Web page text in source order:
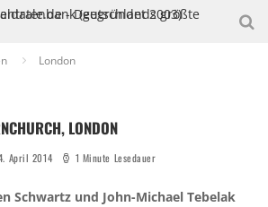
London
LONDON
April 2014 1 Minute Lesedauer
Schwartz und John-Michael Tebelak